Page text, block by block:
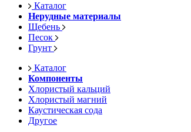
Каталог
Нерудные материалы
Щебень
Песок
Грунт
Каталог
Компоненты
Хлористый кальций
Хлористый магний
Каустическая сода
Другое